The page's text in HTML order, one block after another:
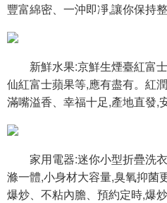
豐富綿密、一沖即凈,讓你保持
新鮮水果:京鮮生煙臺紅富士
仙紅富士蘋果等,應有盡有。紅
滿嘴溢香、幸福十足,產地直發,
家用電器:迷你小型折疊洗衣
滌一體,小身材大容量,臭氧抑菌
爆炒、不粘內膽、預約定時,爆